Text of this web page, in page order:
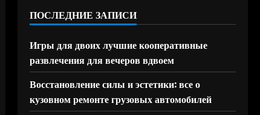
ПОСЛЕДНИЕ ЗАПИСИ
Игры для двоих лучшие кооперативные
развлечения для вечеров вдвоем
Восстановление силы и эстетики: все о
кузовном ремонте грузовых автомобилей